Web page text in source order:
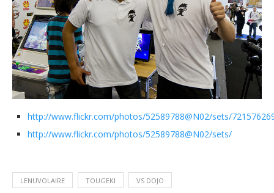
http://www.flickr.com/photos/52589788@N02/sets/
http://www.flickr.com/photos/52589788@N02/sets/
LENUVOLAIRE TOUGEKI VS DOJO